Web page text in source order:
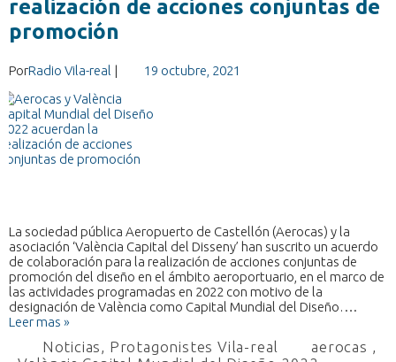
realización de acciones conjuntas de
promoción
PorRadio Vila-real | 19 octubre, 2021
La sociedad pública Aeropuerto de Castellón (Aerocas) y la
asociación ‘València Capital del Disseny’ han suscrito un acuerdo
de colaboración para la realización de acciones conjuntas de
promoción del diseño en el ámbito aeroportuario, en el marco de
las actividades programadas en 2022 con motivo de la
designación de València como Capital Mundial del Diseño….
Leer mas »
Noticias, Protagonistes Vila-real aerocas ,